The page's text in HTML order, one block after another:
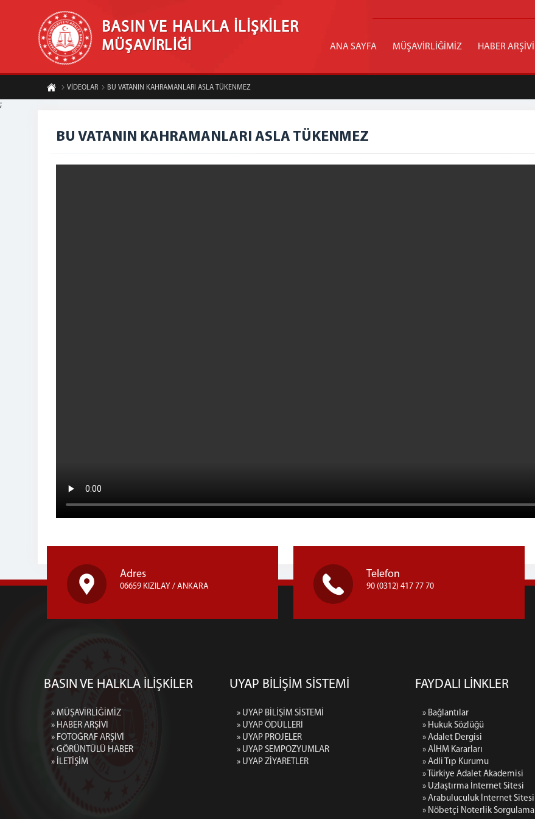
BASIN VE HALKLA İLİŞKİLER
MÜŞAVİRLİĞİ ANA SAYFA MÜŞAVİRLİĞİMİZ HABER ARŞİVİ
VİDEOLAR BU VATANIN KAHRAMANLARI ASLA TÜKENMEZ
;
BU VATANIN KAHRAMANLARI ASLA TÜKENMEZ
Adres
06659 KIZILAY / ANKARA
Telefon
90 (0312) 417 77 70
BASIN VE HALKLA İLİŞKİLER
» MÜŞAVİRLİĞİMİZ
» HABER ARŞİVİ
» FOTOĞRAF ARŞİVİ
» GÖRÜNTÜLÜ HABER
» İLETİŞİM
UYAP BİLİŞİM SİSTEMİ
» UYAP BİLİŞİM SİSTEMİ
» UYAP ÖDÜLLERİ
» UYAP PROJELER
» UYAP SEMPOZYUMLAR
» UYAP ZİYARETLER
FAYDALI LİNKLER
» Bağlantılar
» Hukuk Sözlüğü
» Adalet Dergisi
» AİHM Kararları
» Adli Tıp Kurumu
» Türkiye Adalet Akademisi
» Uzlaştırma İnternet Sitesi
» Arabuluculuk İnternet Sitesi
» Nöbetçi Noterlik Sorgulama